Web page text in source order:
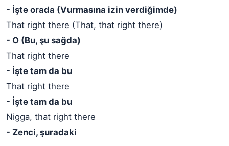
- İşte orada (Vurmasına izin verdiğimde)
That right there (That, that right there)
- O (Bu, şu sağda)
That right there
- İşte tam da bu
That right there
- İşte tam da bu
Nigga, that right there
- Zenci, şuradaki